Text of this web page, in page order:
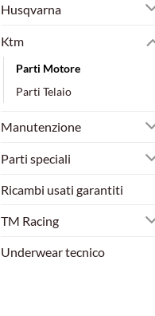
Husqvarna
Ktm
Parti Motore
Parti Telaio
Manutenzione
Parti speciali
Ricambi usati garantiti
TM Racing
Underwear tecnico